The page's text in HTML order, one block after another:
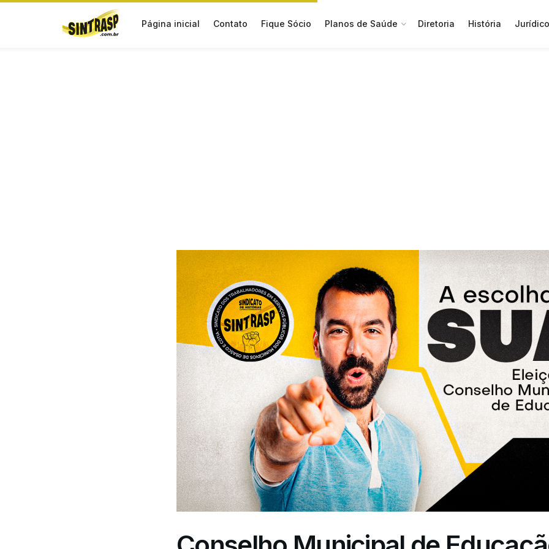
Página inicial Contato Fique Sócio Planos de Saúde Diretoria História Jurídico